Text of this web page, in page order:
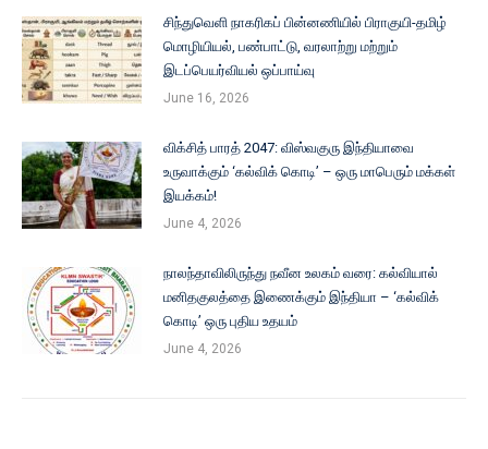
சிந்துவெளி நாகரிகப் பின்னணியில் பிராகுயி-தமிழ்
மொழியியல், பண்பாட்டு, வரலாற்று மற்றும்
இடப்பெயர்வியல் ஒப்பாய்வு
June 16, 2026
விக்சித் பாரத் 2047: விஸ்வகுரு இந்தியாவை
உருவாக்கும் ‘கல்விக் கொடி’ – ஒரு மாபெரும் மக்கள்
இயக்கம்!
June 4, 2026
நாலந்தாவிலிருந்து நவீன உலகம் வரை: கல்வியால்
மனிதகுலத்தை இணைக்கும் இந்தியா – ‘கல்விக்
கொடி’ ஒரு புதிய உதயம்
June 4, 2026